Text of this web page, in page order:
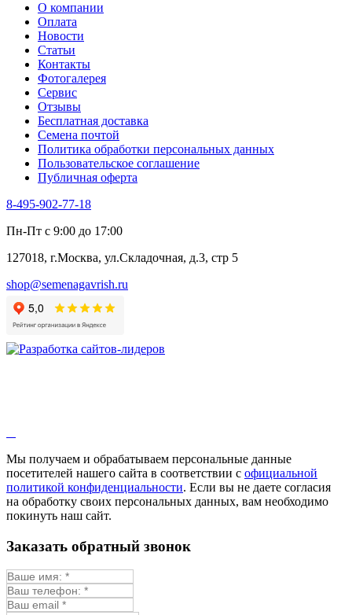
Тмин
Трава для чая
Туласи
Укроп
Фенхель пряный
Хризантема овощная
Цикорий пряный
Цикорий салатный (Витлуф)
Черемша
Шпинат
Щавель
Эндивий
Эстрагон
Алтей
Бессмертник
Валериана
Валерианелла
Гибискус лекарственный
Девясил
Душица
Змееголовник
Мыльнянка
Мята
Овсяный корень
Огуречная трава
Пустырник
Репешок
Синюха
О компании
Оплата
Новости
Статьи
Контакты
Фотогалерея​
Сервис
Отзывы
Бесплатная доставка
Семена почтой
Политика обработки персональных данных
Пользовательское соглашение
Публичная оферта
8-495-902-77-18
Пн-Пт с 9:00 до 17:00
127018, г.Москва, ул.Складочная, д.3, стр 5
shop@semenagavrish.ru
Мы получаем и обрабатываем персональные данные
посетителей нашего сайта в соответствии с официальной
политикой конфиденциальности. Если вы не даете согласия
на обработку своих персональных данных, вам необходимо
покинуть наш сайт.
Заказать обратный звонок